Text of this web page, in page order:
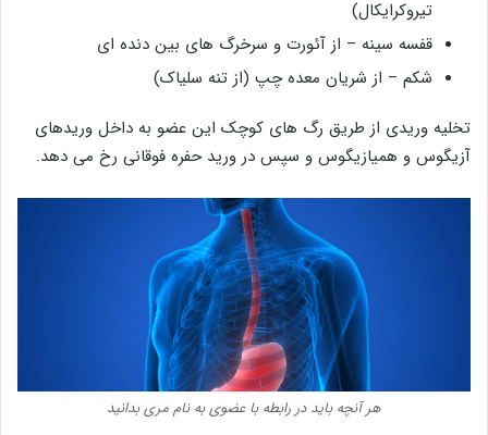
تیروکرایکال)
قفسه سینه – از آئورت و سرخرگ های بین دنده ای
شکم – از شریان معده چپ (از تنه سلیاک)
تخلیه وریدی از طریق رگ های کوچک این عضو به داخل وریدهای
آزیگوس و همیازیگوس و سپس در ورید حفره فوقانی رخ می دهد.
هر آنچه باید در رابطه با عضوی به نام مری بدانید